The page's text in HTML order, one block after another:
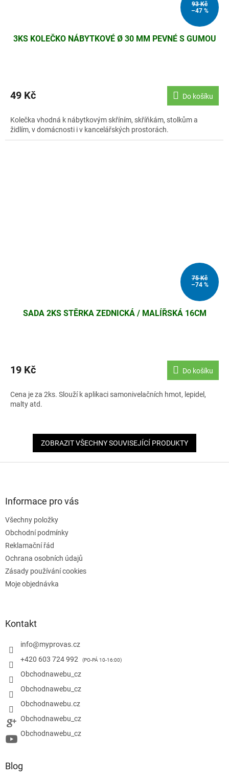
93 Kč
–47 %
3KS KOLEČKO NÁBYTKOVÉ Ø 30 MM PEVNÉ S GUMOU
49 Kč Do košíku
Kolečka vhodná k nábytkovým skříním, skříňkám, stolkům a
židlím, v domácnosti i v kancelářských prostorách.
75 Kč
–74 %
SADA 2KS STĚRKA ZEDNICKÁ / MALÍŘSKÁ 16CM
19 Kč Do košíku
Cena je za 2ks. Slouží k aplikaci samonivelačních hmot, lepidel,
malty atd.
ZOBRAZIT VŠECHNY SOUVISEJÍCÍ PRODUKTY
Informace pro vás
Všechny položky
Obchodní podmínky
Reklamační řád
Ochrana osobních údajů
Zásady používání cookies
Moje objednávka
Kontakt
info@myprovas.cz
+420 603 724 992
Obchodnawebu_cz
Obchodnawebu_cz
Obchodnawebu.cz
Obchodnawebu_cz
Obchodnawebu_cz
Blog